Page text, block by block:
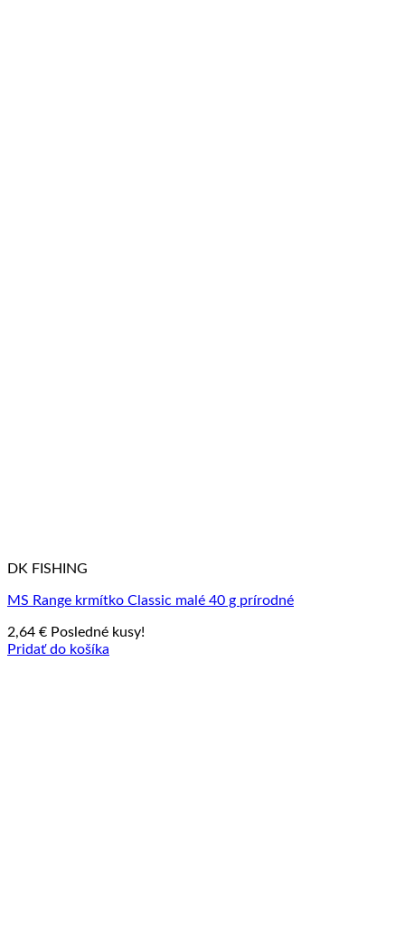
DK FISHING
MS Range krmítko Classic malé 40 g prírodné
2,64 € Posledné kusy!
Pridať do košíka